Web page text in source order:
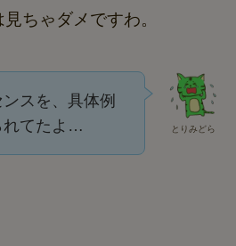
ちゃダメですわ。
とりみどら
スを、具体例
れてたよ…